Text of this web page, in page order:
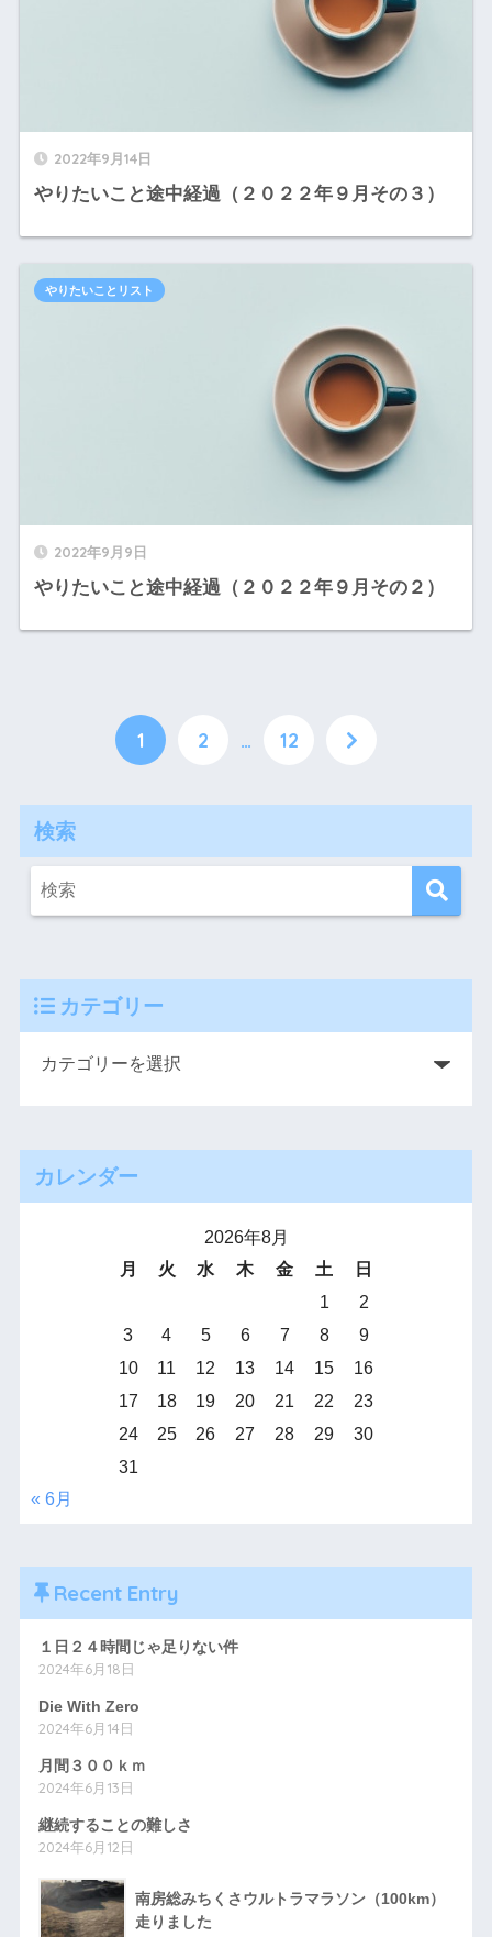
2022年9月14日
やりたいこと途中経過（２０２２年９月その３）
2022年9月9日
やりたいこと途中経過（２０２２年９月その２）
やりたいことリスト
1 2 … 12
検索
カテゴリー
カレンダー
2026年8月
月
火 水 木 金 土
日
1
2
3
4 5 6 7 8
9
10
11 12 13 14 15
16
17
18 19 20 21 22
23
24
25 26 27 28 29
30
31
« 6月
Recent Entry
１日２４時間じゃ足りない件
2024年6月18日
Die With Zero
2024年6月14日
月間３００ｋｍ
2024年6月13日
継続することの難しさ
2024年6月12日
南房総みちくさウルトラマラソン（100km）
走りました